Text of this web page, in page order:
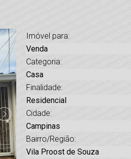
Imóvel para:
Venda
Categoria:
Casa
Finalidade:
Residencial
Cidade:
Campinas
Bairro/Região:
Vila Proost de Souza